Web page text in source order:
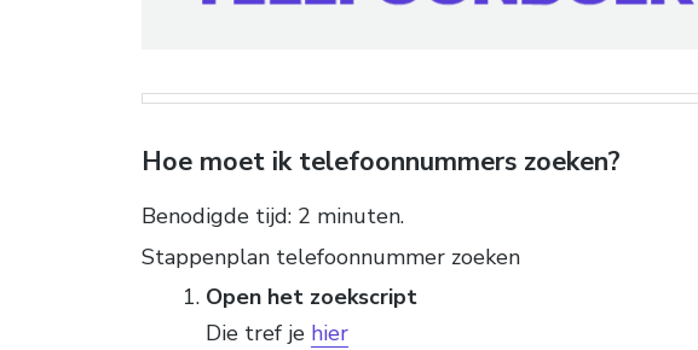
Hoe moet ik telefoonnummers zoeken?
Benodigde tijd: 2 minuten.
Stappenplan telefoonnummer zoeken
Open het zoekscript
Die tref je hier